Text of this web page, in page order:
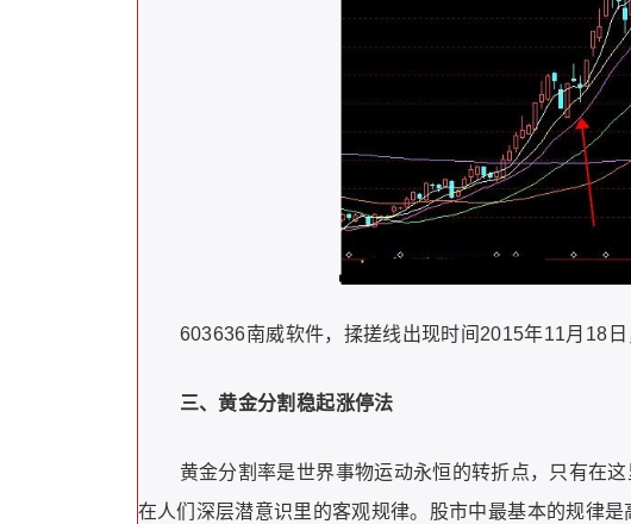
603636南威软件，揉搓线出现时间2015年11月18日
三、黄金分割稳起涨停法
黄金分割率是世界事物运动永恒的转折点，只有在
在人们深层潜意识里的客观规律。股市中最基本的规律